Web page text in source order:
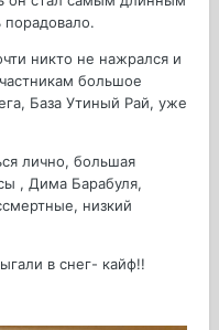
никто не нажрался и
большое
База Утиный Рай, уже
лично, большая
, Дима Барабуля,
низкий
в снег- кайф!!